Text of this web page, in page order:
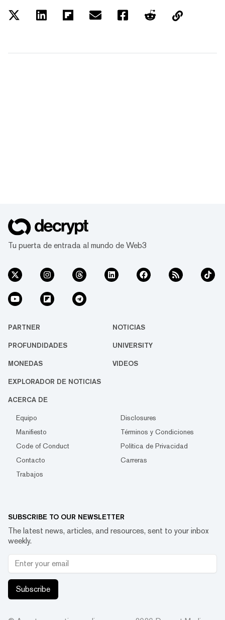
Tu puerta de entrada al mundo de Web3
PARTNER NOTICIAS
PROFUNDIDADES UNIVERSITY
MONEDAS VIDEOS
EXPLORADOR DE NOTICIAS
ACERCA DE
Equipo
Disclosures
Manifiesto
Términos y Condiciones
Code of Conduct
Política de Privacidad
Contacto
Carreras
Trabajos
SUBSCRIBE TO OUR NEWSLETTER
The latest news, articles, and resources, sent to your inbox
weekly.
Subscribe